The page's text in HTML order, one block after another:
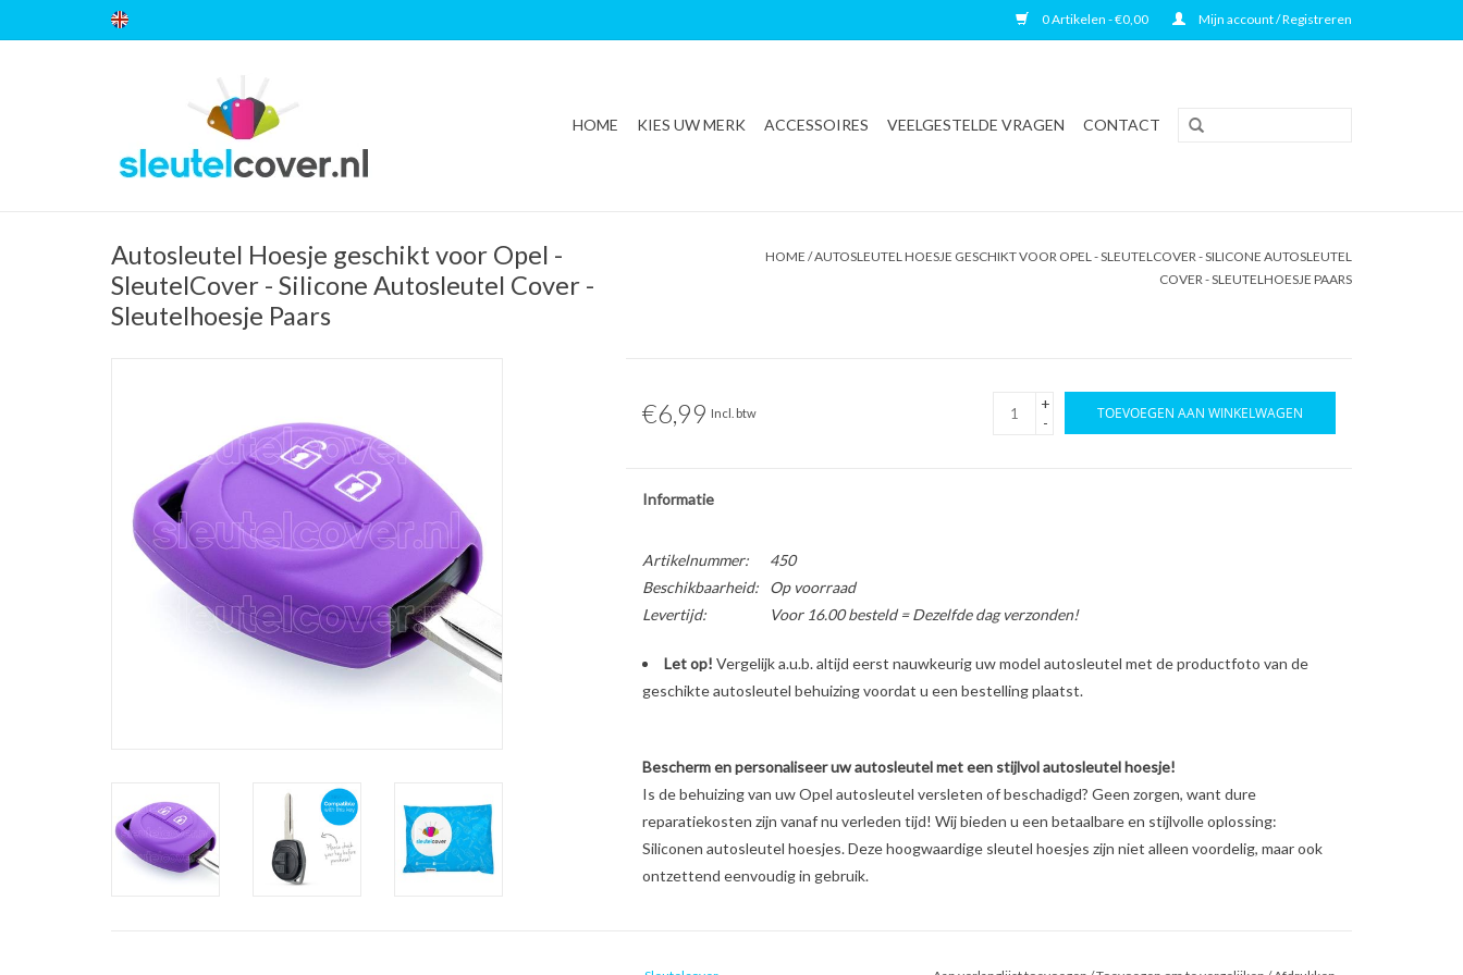
0 Artikelen - €0,00 Mijn account / Registreren
HOME KIES UW MERK ACCESSOIRES VEELGESTELDE VRAGEN CONTACT
Autosleutel Hoesje geschikt voor Opel -
SleutelCover - Silicone Autosleutel Cover -
Sleutelhoesje Paars
HOME /AUTOSLEUTEL HOESJE GESCHIKT VOOR OPEL - SLEUTELCOVER - SILICONE AUTOSLEUTEL
COVER - SLEUTELHOESJE PAARS
€6,99 Incl. btw
+
-
TOEVOEGEN AAN WINKELWAGEN
Informatie
Artikelnummer:
450
Beschikbaarheid:
Op voorraad
Levertijd:
Voor 16.00 besteld = Dezelfde dag verzonden!
Let op! Vergelijk a.u.b. altijd eerst nauwkeurig uw model autosleutel met de productfoto van de
geschikte autosleutel behuizing voordat u een bestelling plaatst.
Bescherm en personaliseer uw autosleutel met een stijlvol autosleutel hoesje!
Is de behuizing van uw Opel autosleutel versleten of beschadigd? Geen zorgen, want dure
reparatiekosten zijn vanaf nu verleden tijd! Wij bieden u een betaalbare en stijlvolle oplossing:
Siliconen autosleutel hoesjes. Deze hoogwaardige sleutel hoesjes zijn niet alleen voordelig, maar ook
ontzettend eenvoudig in gebruik.
Schokabsorberend materiaal